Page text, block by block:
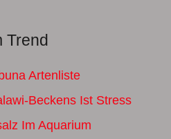
Trend
Artenliste
Beckens Ist Stress
Im Aquarium